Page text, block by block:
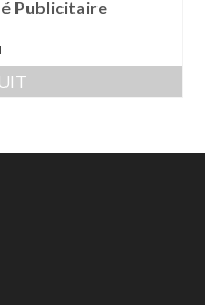
Publicitaire